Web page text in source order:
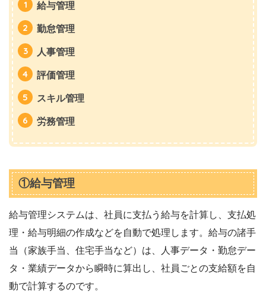
給与管理
勤怠管理
人事管理
評価管理
スキル管理
労務管理
①給与管理
給与管理システムは、社員に支払う給与を計算し、支払処
理・給与明細の作成などを自動で処理します。給与の諸手
当（家族手当、住宅手当など）は、人事データ・勤怠デー
タ・業績データから瞬時に算出し、社員ごとの支給額を自
動で計算するのです。